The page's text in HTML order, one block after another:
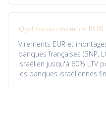
Quel financement en EUR
Virements EUR et
banques françaises (BNP,
israélien jusqu'à 60% LTV
les banques israéliennes